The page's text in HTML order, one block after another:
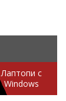
Лаптопи с
Windows